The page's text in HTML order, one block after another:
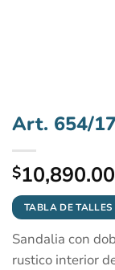
Art. 654/
$10,890.00
TABLA DE TALLES
Sandalia con
rustico interior